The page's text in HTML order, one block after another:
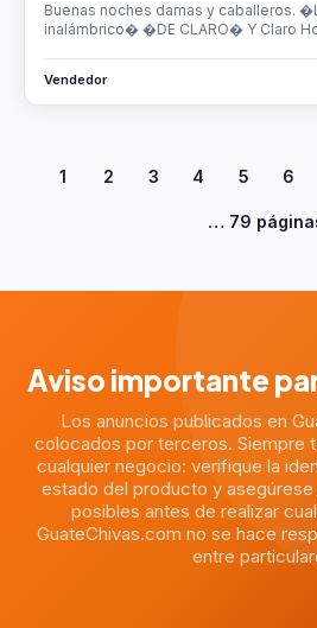
Buenas noches damas y caballeros.
inalámbrico� �DE CLARO� Y Claro
Vendedor
1 2 3 4 5 6
… 79
Aviso importante
Los anuncios publicados en
colocados por terceros. Siempre
cualquier negocio: verifique la
estado del producto y
posibles antes de realizar
GuateChivas.com no se hace
entre